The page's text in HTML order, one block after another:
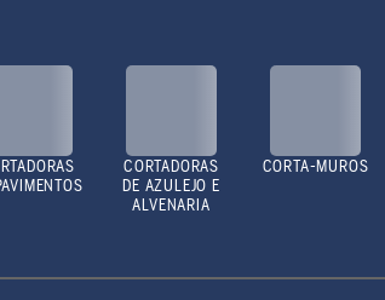
CORTADORAS
DE AZULEJO E
ALVENARIA
CORTA-MUROS